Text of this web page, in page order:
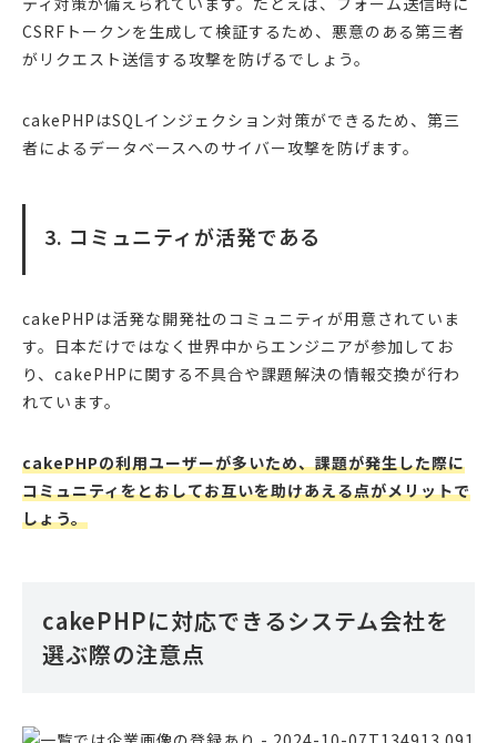
CSRFトークンを生成して検証するため、悪意のある第三者
がリクエスト送信する攻撃を防げるでしょう。
cakePHPはSQLインジェクション対策ができるため、第三
者によるデータベースへのサイバー攻撃を防げます。
3. コミュニティが活発である
cakePHPは活発な開発社のコミュニティが用意されていま
す。日本だけではなく世界中からエンジニアが参加してお
り、cakePHPに関する不具合や課題解決の情報交換が行わ
れています。
cakePHPの利用ユーザーが多いため、課題が発生した際に
コミュニティをとおしてお互いを助けあえる点がメリットで
しょう。
cakePHPに対応できるシステム会社を
選ぶ際の注意点